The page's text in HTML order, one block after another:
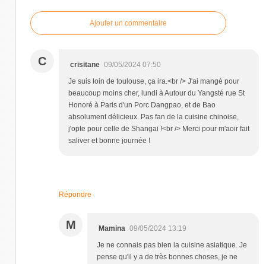
Ajouter un commentaire
C crisitane 09/05/2024 07:50
Je suis loin de toulouse, ça ira.<br /> J'ai mangé pour
beaucoup moins cher, lundi à Autour du Yangsté rue St
Honoré à Paris d'un Porc Dangpao, et de Bao
absolument délicieux. Pas fan de la cuisine chinoise,
j'opte pour celle de Shangai !<br /> Merci pour m'aoir fait
saliver et bonne journée !
Répondre
M Mamina 09/05/2024 13:19
Je ne connais pas bien la cuisine asiatique. Je
pense qu'il y a de très bonnes choses, je ne